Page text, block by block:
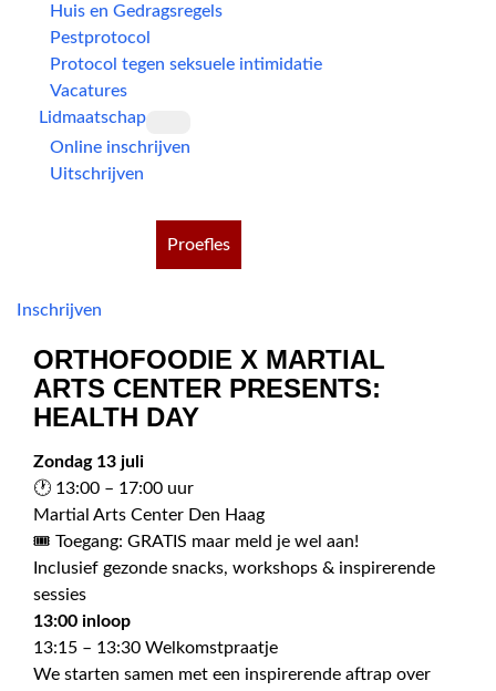
Huis en Gedragsregels
Pestprotocol
Protocol tegen seksuele intimidatie
Vacatures
Lidmaatschap
Online inschrijven
Uitschrijven
Proefles
Inschrijven
ORTHOFOODIE X MARTIAL
ARTS CENTER PRESENTS:
HEALTH DAY
Zondag 13 juli
🕐 13:00 – 17:00 uur
Martial Arts Center Den Haag
🎟 Toegang: GRATIS maar meld je wel aan!
Inclusief gezonde snacks, workshops & inspirerende
sessies
13:00 inloop
13:15 – 13:30 Welkomstpraatje
We starten samen met een inspirerende aftrap over